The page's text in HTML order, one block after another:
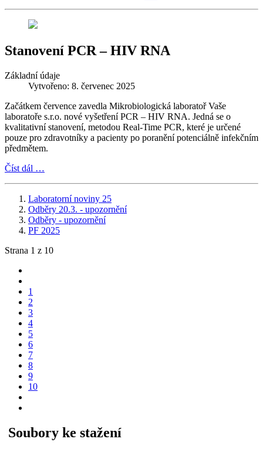
Stanovení PCR – HIV RNA
Základní údaje
Vytvořeno: 8. červenec 2025
Začátkem července zavedla Mikrobiologická laboratoř Vaše
laboratoře s.r.o. nové vyšetření PCR – HIV RNA. Jedná se o
kvalitativní stanovení, metodou Real-Time PCR, které je určené
pouze pro zdravotníky a pacienty po poranění potenciálně infekčním
předmětem.
Číst dál …
Laboratorní noviny 25
Odběry 20.3. - upozornění
Odběry - upozornění
PF 2025
Strana 1 z 10
1
2
3
4
5
6
7
8
9
10
Soubory ke stažení